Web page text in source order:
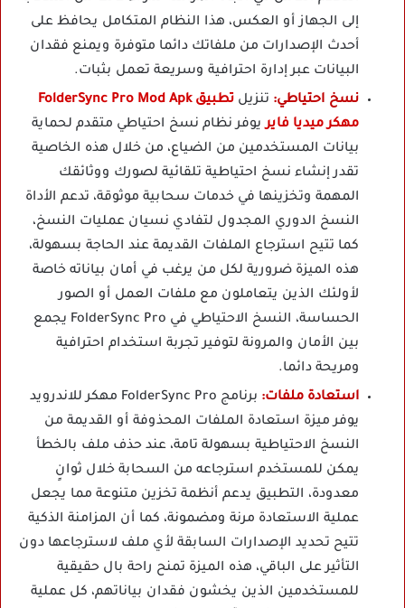
إلى الجهاز أو العكس، هذا النظام المتكامل يحافظ على
أحدث الإصدارات من ملفاتك دائما متوفرة ويمنع فقدان
البيانات عبر إدارة احترافية وسريعة تعمل بثبات.
نسخ احتياطي: تنزيل
تطبيق FolderSync Pro Mod Apk
مهكر ميديا فايريوفر نظام نسخ احتياطي متقدم لحماية
بيانات المستخدمين من الضياع، من خلال هذه الخاصية
تقدر إنشاء نسخ احتياطية تلقائية لصورك ووثائقك
المهمة وتخزينها في خدمات سحابية موثوقة، تدعم الأداة
النسخ الدوري المجدول لتفادي نسيان عمليات النسخ،
كما تتيح استرجاع الملفات القديمة عند الحاجة بسهولة،
هذه الميزة ضرورية لكل من يرغب في أمان بياناته خاصة
لأولئك الذين يتعاملون مع ملفات العمل أو الصور
الحساسة، النسخ الاحتياطي في FolderSync Pro يجمع
بين الأمان والمرونة لتوفير تجربة استخدام احترافية
ومريحة دائما.
استعادة ملفات:
برنامج FolderSync Pro مهكر للاندرويد
يوفر ميزة استعادة الملفات المحذوفة أو القديمة من
النسخ الاحتياطية بسهولة تامة، عند حذف ملف بالخطأ
يمكن للمستخدم استرجاعه من السحابة خلال ثوانٍ
معدودة، التطبيق يدعم أنظمة تخزين متنوعة مما يجعل
عملية الاستعادة مرنة ومضمونة، كما أن المزامنة الذكية
تتيح تحديد الإصدارات السابقة لأي ملف لاسترجاعها دون
التأثير على الباقي، هذه الميزة تمنح راحة بال حقيقية
للمستخدمين الذين يخشون فقدان بياناتهم، كل عملية